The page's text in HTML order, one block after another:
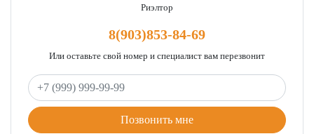
Риэлтор
8(903)853-84-69
Или оставьте свой номер и специалист вам перезвонит
Позвонить мне